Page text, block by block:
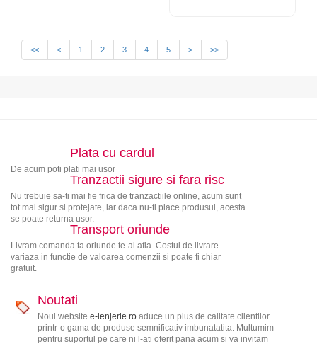
<< < 1 2 3 4 5 > >>
Plata cu cardul
De acum poti plati mai usor
Tranzactii sigure si fara risc
Nu trebuie sa-ti mai fie frica de tranzactiile online, acum sunt
tot mai sigur si protejate, iar daca nu-ti place produsul, acesta
se poate returna usor.
Transport oriunde
Livram comanda ta oriunde te-ai afla. Costul de livrare
variaza in functie de valoarea comenzii si poate fi chiar
gratuit.
Noutati
Noul website e-lenjerie.roaduce un plus de calitate clientilor
printr-o gama de produse semnificativ imbunatatita. Multumim
pentru suportul pe care ni l-ati oferit pana acum si va invitam